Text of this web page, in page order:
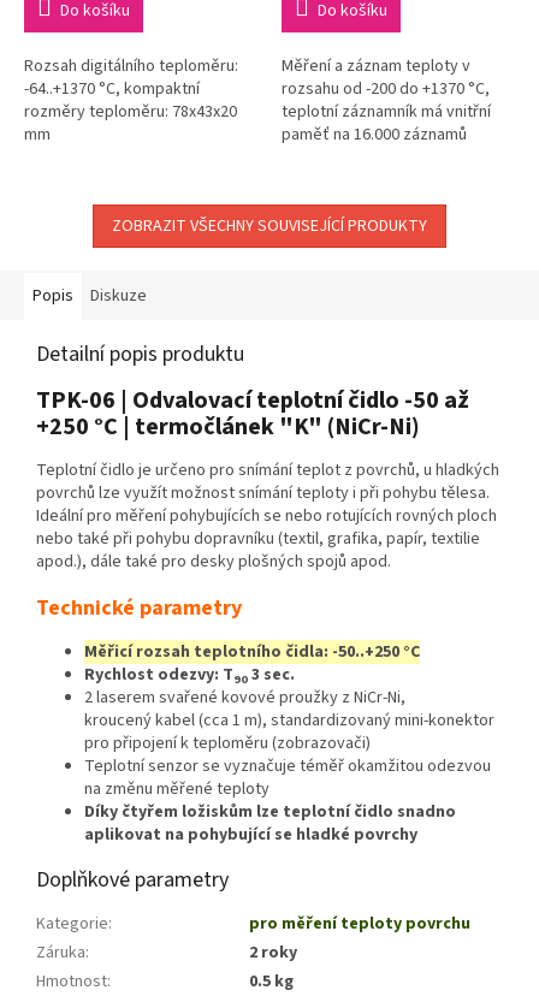
Do košíku
Rozsah digitálního teploměru:
-64..+1370 °C, kompaktní
rozměry teploměru: 78x43x20
mm
Do košíku
Měření a záznam teploty v
rozsahu od -200 do +1370 °C,
teplotní záznamník má vnitřní
paměť na 16.000 záznamů
ZOBRAZIT VŠECHNY SOUVISEJÍCÍ PRODUKTY
Popis Diskuze
Detailní popis produktu
TPK-06 | Odvalovací teplotní čidlo -50 až
+250 °C | termočlánek "K" (NiCr-Ni)
Teplotní čidlo je určeno pro snímání teplot z povrchů, u hladkých
povrchů lze využít možnost snímání teploty i při pohybu tělesa.
Ideální pro měření pohybujících se nebo rotujících rovných ploch
nebo také při pohybu dopravníku (textil, grafika, papír, textilie
apod.), dále také pro desky plošných spojů apod.
Technické parametry
Měřicí rozsah teplotního čidla: -50..+250 °C
Rychlost odezvy: T90 3 sec.
2 laserem svařené kovové proužky z NiCr-Ni,
kroucený kabel (cca 1 m), standardizovaný mini-konektor
pro připojení k teploměru (zobrazovači)
Teplotní senzor se vyznačuje téměř okamžitou odezvou
na změnu měřené teploty
Díky čtyřem ložiskům lze teplotní čidlo snadno
aplikovat na pohybující se hladké povrchy
Doplňkové parametry
Kategorie:
pro měření teploty povrchu
Záruka:
2 roky
Hmotnost:
0.5 kg